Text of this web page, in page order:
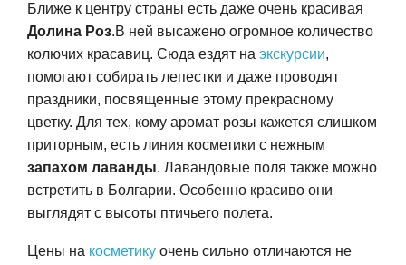
Ближе к центру страны есть даже очень красивая
Долина Роз.В ней высажено огромное количество
колючих красавиц. Сюда ездят на экскурсии,
помогают собирать лепестки и даже проводят
праздники, посвященные этому прекрасному
цветку. Для тех, кому аромат розы кажется слишком
приторным, есть линия косметики с нежным
запахом лаванды. Лавандовые поля также можно
встретить в Болгарии. Особенно красиво они
выглядят с высоты птичьего полета.
Цены на косметику очень сильно отличаются не